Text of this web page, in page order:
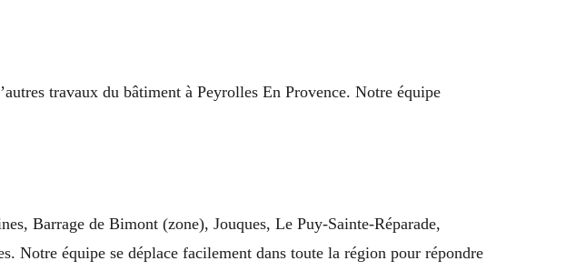
travaux du bâtiment à Peyrolles En Provence. Notre équipe
Barrage de Bimont (zone), Jouques, Le Puy-Sainte-Réparade,
Notre équipe se déplace facilement dans toute la région pour répondre